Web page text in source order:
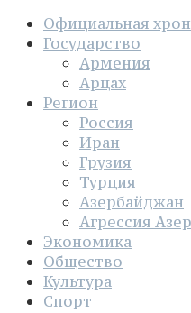
Официальная
Государство
Армения
Арцах
Регион
Россия
Иран
Грузия
Турция
Азербайджан
Агрессия
Экономика
Общество
Культура
Спорт